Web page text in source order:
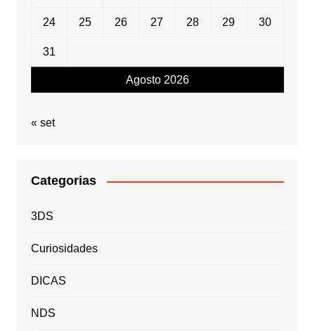
Agosto 2026
24 25 26 27 28 29 30
31
« set
Categorias
3DS
Curiosidades
DICAS
NDS